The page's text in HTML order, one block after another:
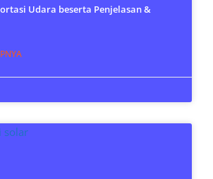
Udara beserta Penjelasan &